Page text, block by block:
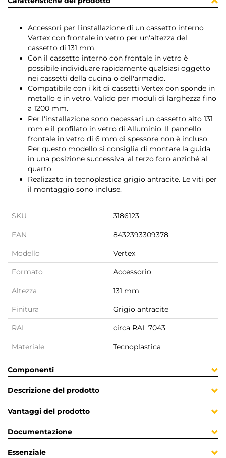
Accessori per l'installazione di un cassetto interno
Vertex con frontale in vetro per un'altezza del
cassetto di 131 mm.
Con il cassetto interno con frontale in vetro è
possibile individuare rapidamente qualsiasi oggetto
nei cassetti della cucina o dell'armadio.
Compatibile con i kit di cassetti Vertex con sponde in
metallo e in vetro. Valido per moduli di larghezza fino
a 1200 mm.
Per l'installazione sono necessari un cassetto alto 131
mm e il profilato in vetro di Alluminio. Il pannello
frontale in vetro di 6 mm di spessore non è incluso.
Per questo modello si consiglia di montare la guida
in una posizione successiva, al terzo foro anziché al
quarto.
Realizzato in tecnoplastica grigio antracite. Le viti per
il montaggio sono incluse.
SKU 3186123
EAN 8432393309378
Modello Vertex
Formato Accessorio
Altezza 131 mm
Finitura Grigio antracite
RAL circa RAL 7043
Materiale Tecnoplastica
Componenti
Descrizione del prodotto
Vantaggi del prodotto
Documentazione
Essenziale